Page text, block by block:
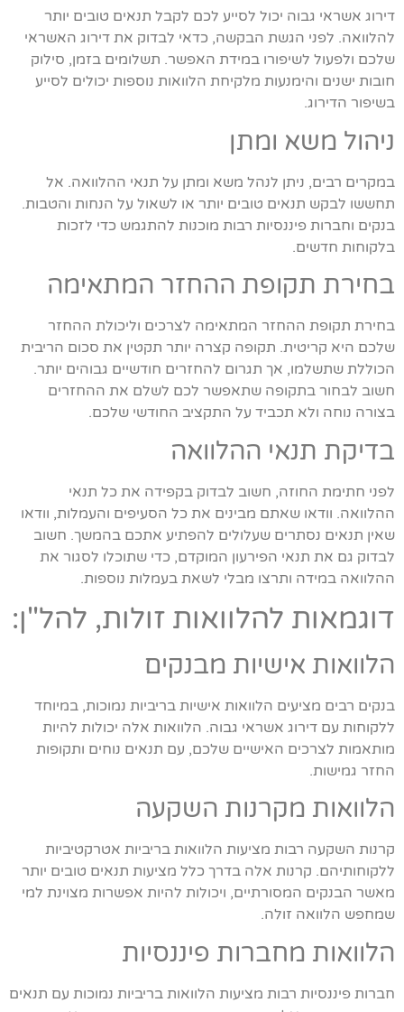
דירוג אשראי גבוה יכול לסייע לכם לקבל תנאים טובים יותר
להלוואה. לפני הגשת הבקשה, כדאי לבדוק את דירוג האשראי
שלכם ולפעול לשיפורו במידת האפשר. תשלומים בזמן, סילוק
חובות ישנים והימנעות מלקיחת הלוואות נוספות יכולים לסייע
בשיפור הדירוג.
ניהול משא ומתן
במקרים רבים, ניתן לנהל משא ומתן על תנאי ההלוואה. אל
תחששו לבקש תנאים טובים יותר או לשאול על הנחות והטבות.
בנקים וחברות פיננסיות רבות מוכנות להתגמש כדי לזכות
בלקוחות חדשים.
בחירת תקופת ההחזר המתאימה
בחירת תקופת ההחזר המתאימה לצרכים וליכולת ההחזר
שלכם היא קריטית. תקופה קצרה יותר תקטין את סכום הריבית
הכוללת שתשלמו, אך תגרום להחזרים חודשיים גבוהים יותר.
חשוב לבחור בתקופה שתאפשר לכם לשלם את ההחזרים
בצורה נוחה ולא תכביד על התקציב החודשי שלכם.
בדיקת תנאי ההלוואה
לפני חתימת החוזה, חשוב לבדוק בקפידה את כל תנאי
ההלוואה. וודאו שאתם מבינים את כל הסעיפים והעמלות, וודאו
שאין תנאים נסתרים שעלולים להפתיע אתכם בהמשך. חשוב
לבדוק גם את תנאי הפירעון המוקדם, כדי שתוכלו לסגור את
ההלוואה במידה ותרצו מבלי לשאת בעמלות נוספות.
דוגמאות להלוואות זולות, להל"ן:
הלוואות אישיות מבנקים
בנקים רבים מציעים הלוואות אישיות בריביות נמוכות, במיוחד
ללקוחות עם דירוג אשראי גבוה. הלוואות אלה יכולות להיות
מותאמות לצרכים האישיים שלכם, עם תנאים נוחים ותקופות
החזר גמישות.
הלוואות מקרנות השקעה
קרנות השקעה רבות מציעות הלוואות בריביות אטרקטיביות
ללקוחותיהם. קרנות אלה בדרך כלל מציעות תנאים טובים יותר
מאשר הבנקים המסורתיים, ויכולות להיות אפשרות מצוינת למי
שמחפש הלוואה זולה.
הלוואות מחברות פיננסיות
חברות פיננסיות רבות מציעות הלוואות בריביות נמוכות עם תנאים